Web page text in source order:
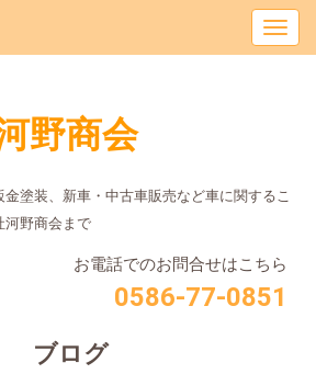
野商会
塗装、新車・中古車販売など車に関するこ
河野商会まで
お電話でのお問合せはこちら
0586-77-0851
ブログ